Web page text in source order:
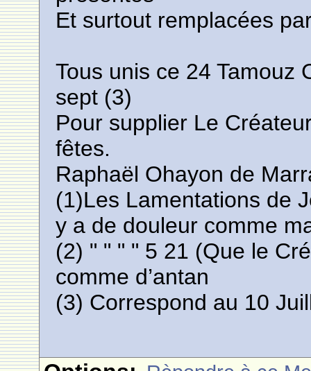
Et surtout remplacées
Tous unis ce 24 Tamouz
sept (3)
Pour supplier Le
fêtes.
Raphaël Ohayon de
(1)Les Lamentations de
y a de douleur comme
(2) " " " " 5 21 (Que le
comme d’antan
(3) Correspond au 10